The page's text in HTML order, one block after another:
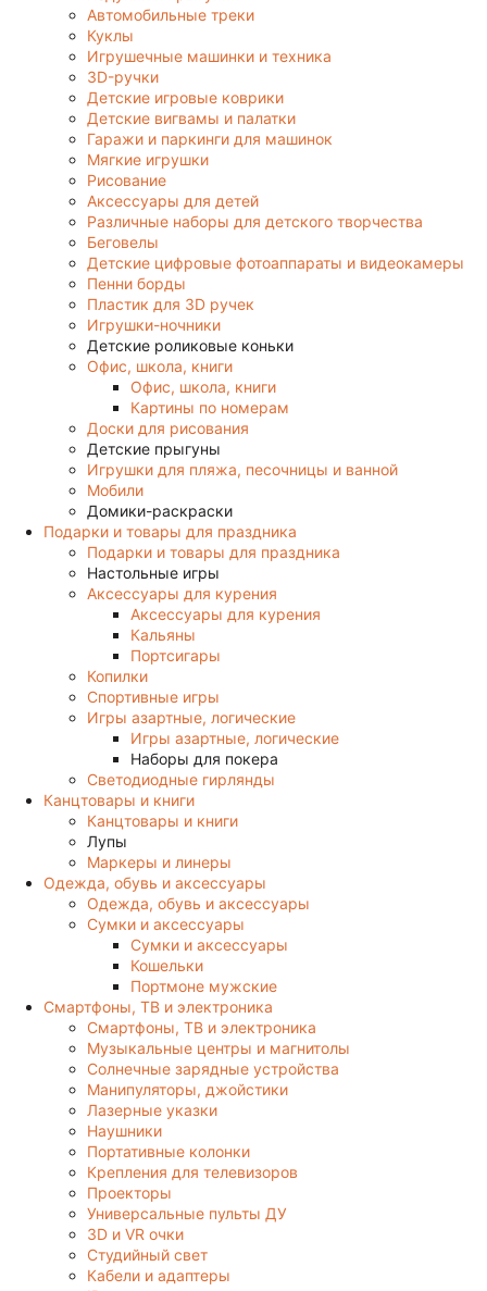
Автомобильные треки
Куклы
Игрушечные машинки и техника
3D-ручки
Детские игровые коврики
Детские вигвамы и палатки
Гаражи и паркинги для машинок
Мягкие игрушки
Рисование
Аксессуары для детей
Различные наборы для детского творчества
Беговелы
Детские цифровые фотоаппараты и видеокамеры
Пенни борды
Пластик для 3D ручек
Игрушки-ночники
Детские роликовые коньки
Офис, школа, книги
Офис, школа, книги
Картины по номерам
Доски для рисования
Детские прыгуны
Игрушки для пляжа, песочницы и ванной
Мобили
Домики-раскраски
Подарки и товары для праздника
Подарки и товары для праздника
Настольные игры
Аксессуары для курения
Аксессуары для курения
Кальяны
Портсигары
Копилки
Спортивные игры
Игры азартные, логические
Игры азартные, логические
Наборы для покера
Светодиодные гирлянды
Канцтовары и книги
Канцтовары и книги
Лупы
Маркеры и линеры
Одежда, обувь и аксессуары
Одежда, обувь и аксессуары
Сумки и аксессуары
Сумки и аксессуары
Кошельки
Портмоне мужские
Смартфоны, ТВ и электроника
Смартфоны, ТВ и электроника
Музыкальные центры и магнитолы
Солнечные зарядные устройства
Манипуляторы, джойстики
Лазерные указки
Наушники
Портативные колонки
Крепления для телевизоров
Проекторы
Универсальные пульты ДУ
3D и VR очки
Студийный свет
Кабели и адаптеры